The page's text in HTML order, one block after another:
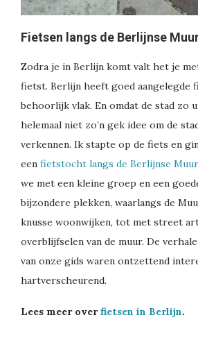
Fietsen langs de Berlijnse
Zodra je in Berlijn komt valt het je
fietst. Berlijn heeft goed aangelegde
behoorlijk vlak. En omdat de stad zo
helemaal niet zo’n gek idee om de
verkennen. Ik stapte op de fiets en
een fietstocht langs de Berlijnse Muur
we met een kleine groep en een
bijzondere plekken, waarlangs de
knusse woonwijken, tot met street
overblijfselen van de muur. De
van onze gids waren ontzettend
hartverscheurend.
Lees meer overfietsen in Berlijn.